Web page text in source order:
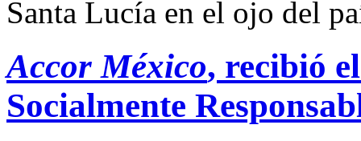
Santa Lucía en el ojo del
Accor México, recibió
Socialmente